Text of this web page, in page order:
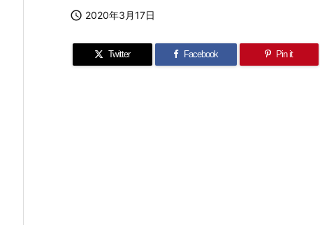
 2020年3月17日
Twitter Facebook Pin it